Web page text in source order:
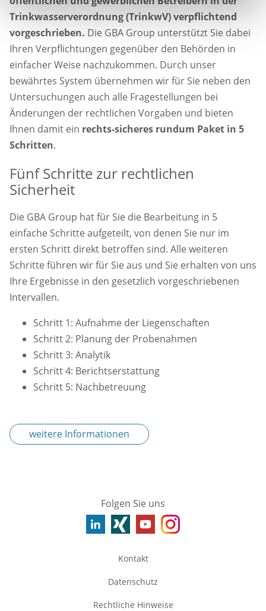
Trinkwasserverordnung (TrinkwV) verpflichtend
vorgeschrieben. Die GBA Group unterstützt Sie dabei
Ihren Verpflichtungen gegenüber den Behörden in
einfacher Weise nachzukommen. Durch unser
bewährtes System übernehmen wir für Sie neben den
Untersuchungen auch alle Fragestellungen bei
Änderungen der rechtlichen Vorgaben und bieten
Ihnen damit ein rechts-sicheres rundum Paket in 5
Schritten.
Fünf Schritte zur rechtlichen
Sicherheit
Die GBA Group hat für Sie die Bearbeitung in 5
einfache Schritte aufgeteilt, von denen Sie nur im
ersten Schritt direkt betroffen sind. Alle weiteren
Schritte führen wir für Sie aus und Sie erhalten von uns
Ihre Ergebnisse in den gesetzlich vorgeschriebenen
Intervallen.
Schritt 1: Aufnahme der Liegenschaften
Schritt 2: Planung der Probenahmen
Schritt 3: Analytik
Schritt 4: Berichtserstattung
Schritt 5: Nachbetreuung
weitere Informationen
Folgen Sie uns
Kontakt
Datenschutz
Rechtliche Hinweise